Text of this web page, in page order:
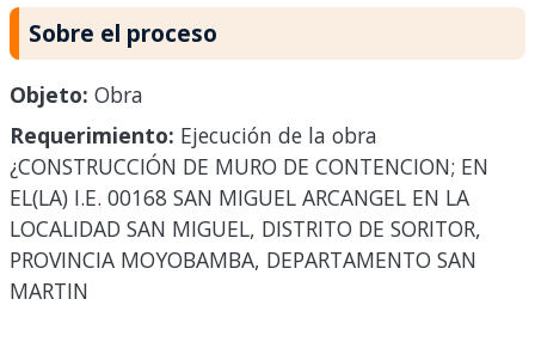
Sobre el proceso
Objeto: Obra
Requerimiento: Ejecución de la obra
¿CONSTRUCCIÓN DE MURO DE CONTENCION; EN
EL(LA) I.E. 00168 SAN MIGUEL ARCANGEL EN LA
LOCALIDAD SAN MIGUEL, DISTRITO DE SORITOR,
PROVINCIA MOYOBAMBA, DEPARTAMENTO SAN
MARTIN